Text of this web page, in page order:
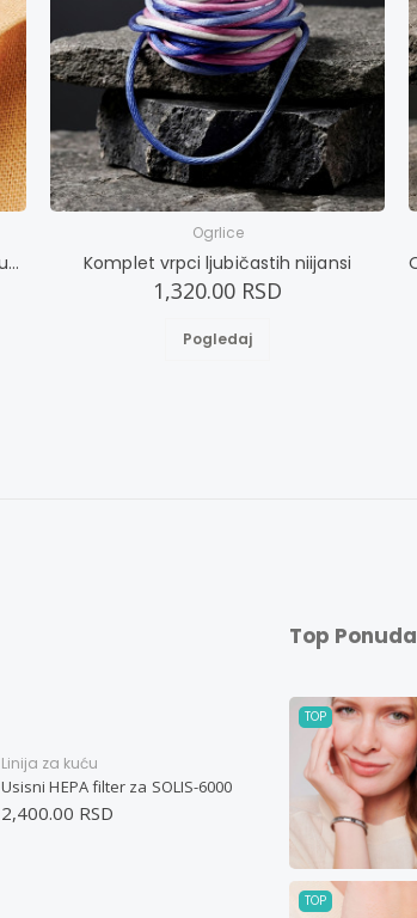
Jednostavan privezak u obliku pravougaonika
Ogrlice
Komplet vrpci ljubičastih niijansi
1,320.00 RSD
Pogledaj
Linija za kuću
Usisni HEPA filter za SOLIS-6000
2,400.00 RSD
Top Ponuda
TOP
TOP